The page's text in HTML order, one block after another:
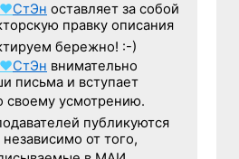
♥СтЭн оставляет за собой
правку описания
бережно! :-)
♥СтЭн внимательно
письма и вступает
своему усмотрению.
публикуются
независимо от того,